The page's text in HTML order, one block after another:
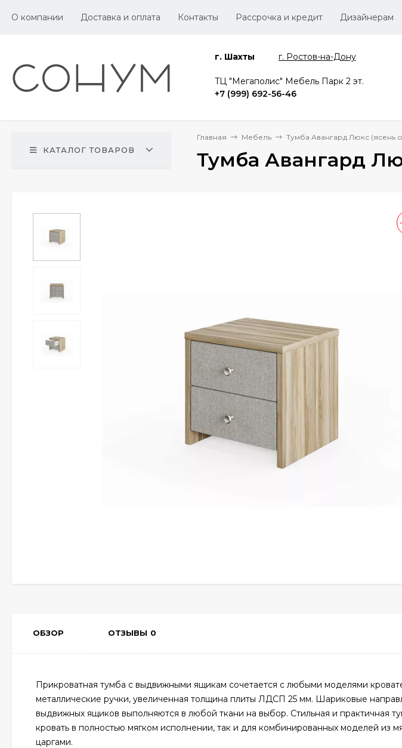
О компании Доставка и оплата Контакты Рассрочка и кредит Дизайнерам
г. Шахты г. Ростов-на-Дону
TЦ "Мегаполис" Мебель Парк 2 эт.
+7 (999) 692-56-46
КАТАЛОГ ТОВАРОВ
Главная Мебель Тумба Авангард Люкс (ясень
Тумба Авангард
ОБЗОР ОТЗЫВЫ 0
Прикроватная тумба с выдвижными ящикам сочетается с любыми моделями
металлические ручки, увеличенная толщина плиты ЛДСП 25 мм. Шариковые
выдвижных ящиков выполняются в любой ткани на выбор. Стильная и практичная
кровать в полностью мягком исполнении, так и для комбинированных моделей из
царгами.